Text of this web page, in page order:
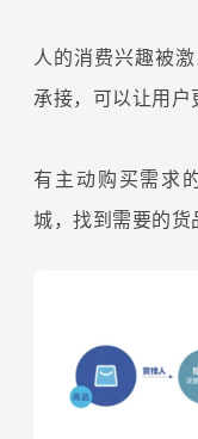
人的消费兴趣被
承接，可以让用户
有主动购买需求
城，找到需要的货